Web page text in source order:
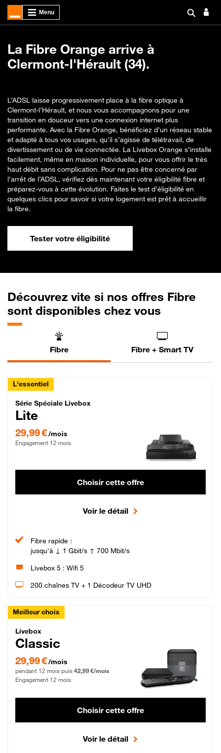
La Fibre Orange arrive à
Clermont-l'Hérault (34).
L’ADSL laisse progressivement place à la fibre optique à
Clermont-l’Hérault, et nous vous accompagnons pour une
transition en douceur vers une connexion internet plus
performante. Avec la Fibre Orange, bénéficiez d’un réseau stable
et adapté à tous vos usages, qu’il s’agisse de télétravail, de
divertissement ou de vie connectée. La Livebox Orange s’installe
facilement, même en maison individuelle, pour vous offrir le très
haut débit sans complication. Pour ne pas être concerné par
l’arrêt de l’ADSL, vérifiez dès maintenant votre éligibilité fibre et
préparez-vous à cette évolution. Faites le test d’éligibilité en
quelques clics pour savoir si votre logement est prêt à accueillir
la fibre.
Tester votre éligibilité
Découvrez vite si nos offres Fibre
sont disponibles chez vous
Fibre Fibre + Smart TV
L'essentiel
Série Spéciale Livebox Lite Fibre
Série Spéciale Livebox
Lite
29,99 €/mois
Engagement 12 mois
Choisir cette offre
Voir le détail
Fibre rapide :
jusqu'à ↓ 1 Gbit/s ↑ 700 Mbit/s
Livebox 5 : Wifi 5
200 chaînes TV + 1 Décodeur TV UHD
Meilleur choix
Livebox Classic Fibre
Livebox
Classic
29,99 € par mois pendant 12 mois puis 42,99 € par mois, Engagement 12 mois
29,99 €/mois
pendant 12 mois puis 42,99 €/mois
Engagement 12 mois
Choisir cette offre
Voir le détail